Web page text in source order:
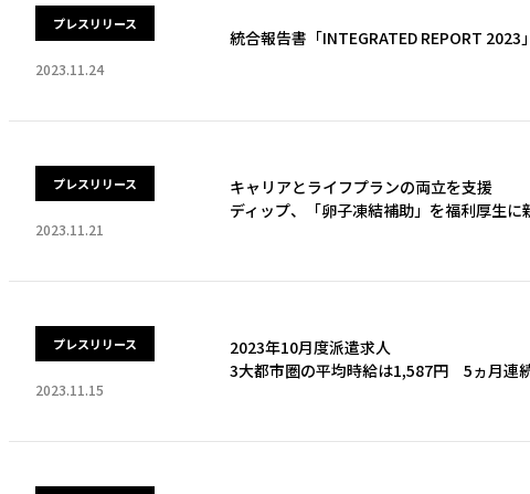
プレスリリース
2023.11.24
統合報告書「INTEGRATED REPORT 2023
プレスリリース
2023.11.21
キャリアとライフプランの両立を支援
ディップ、「卵子凍結補助」を福利厚生に
プレスリリース
2023.11.15
2023年10月度派遣求人
3大都市圏の平均時給は1,587円 5ヵ月連